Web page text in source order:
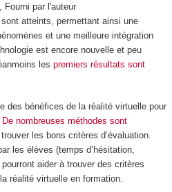
Fourni par l'auteur
atteints, permettant ainsi une
et une meilleure intégration
est encore nouvelle et peu
les premiers résultats sont
des bénéfices de la réalité virtuelle pour
De nombreuses méthodes sont
les bons critères d’évaluation.
les élèves (temps d’hésitation,
aider à trouver des critères
réalité virtuelle en formation.